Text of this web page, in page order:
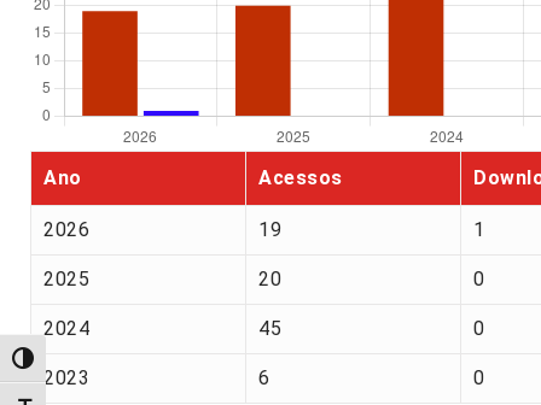
Alternar alto contraste
Ano Acessos
2026 19 1
2025 20 0
2024 45 0
2023 6 0